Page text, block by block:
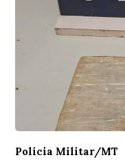
Polícia Militar/MT